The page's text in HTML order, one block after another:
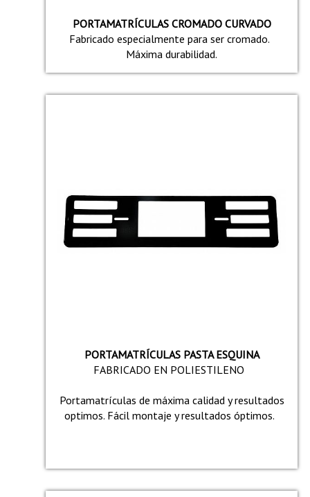
PORTAMATRÍCULAS CROMADO CURVADO
Fabricado especialmente para ser cromado.
Máxima durabilidad.
PORTAMATRÍCULAS PASTA ESQUINA
FABRICADO EN POLIESTILENO
Portamatrículas de máxima calidad y resultados
optimos. Fácil montaje y resultados óptimos.